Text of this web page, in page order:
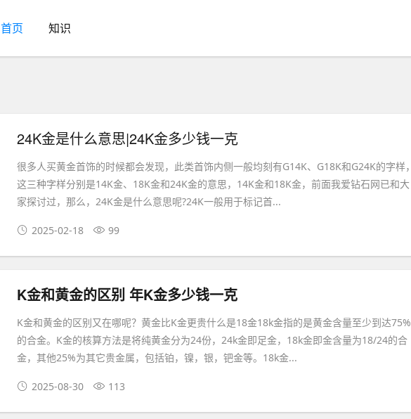
首页 知识
24K金是什么意思|24K金多少钱一克
很多人买黄金首饰的时候都会发现，此类首饰内侧一般均刻有G14K、G18K和G24K的字样，
这三种字样分别是14K金、18K金和24K金的意思，14K金和18K金，前面我爱钻石网已和大
家探讨过，那么，24K金是什么意思呢?24K一般用于标记首...
2025-02-18 99
K金和黄金的区别 年K金多少钱一克
K金和黄金的区别又在哪呢？黄金比K金更贵什么是18金18k金指的是黄金含量至少到达75%
的合金。K金的核算方法是将纯黄金分为24份，24k金即足金，18k金即金含量为18/24的合
金，其他25%为其它贵金属，包括铂，镍，银，钯金等。18k金...
2025-08-30 113